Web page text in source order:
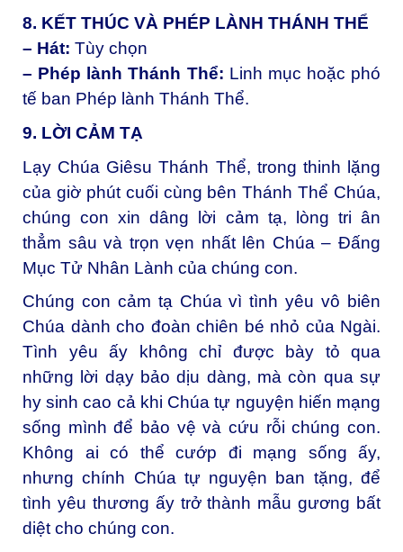
8. KẾT THÚC VÀ PHÉP LÀNH THÁNH THỂ
– Hát: Tùy chọn
– Phép lành Thánh Thể: Linh mục hoặc phó
tế ban Phép lành Thánh Thể.
9. LỜI CẢM TẠ
Lạy Chúa Giêsu Thánh Thể, trong thinh lặng
của giờ phút cuối cùng bên Thánh Thể Chúa,
chúng con xin dâng lời cảm tạ, lòng tri ân
thẳm sâu và trọn vẹn nhất lên Chúa – Đấng
Mục Tử Nhân Lành của chúng con.
Chúng con cảm tạ Chúa vì tình yêu vô biên
Chúa dành cho đoàn chiên bé nhỏ của Ngài.
Tình yêu ấy không chỉ được bày tỏ qua
những lời dạy bảo dịu dàng, mà còn qua sự
hy sinh cao cả khi Chúa tự nguyện hiến mạng
sống mình để bảo vệ và cứu rỗi chúng con.
Không ai có thể cướp đi mạng sống ấy,
nhưng chính Chúa tự nguyện ban tặng, để
tình yêu thương ấy trở thành mẫu gương bất
diệt cho chúng con.